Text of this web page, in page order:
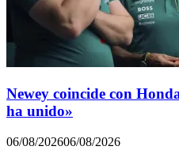
Newey coincide con
ha unido»
06/08/202606/08/2026